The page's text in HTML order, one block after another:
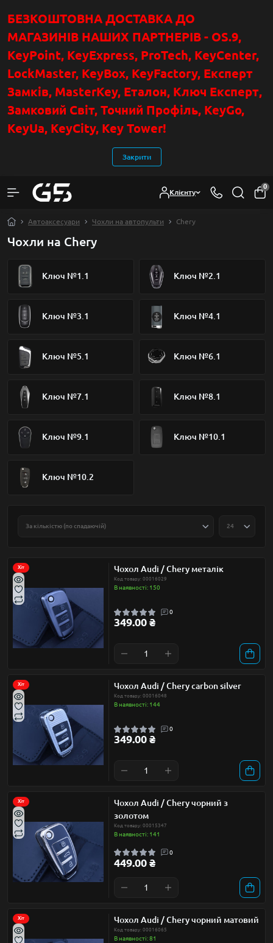
БЕЗКОШТОВНА ДОСТАВКА ДО
МАГАЗИНІВ НАШИХ ПАРТНЕРІВ - OS.9,
KeyPoint, KeyExpress, ProTech, KeyCenter,
LockMaster, KeyBox, KeyFactory, Експерт
Замків, MasterKey, Еталон, Ключ Експерт,
Замковий Світ, Точний Профіль, KeyGo,
KeyUa, KeyCity, Key Tower!
Закрити
Клієнту
0
Автоаксесуари Чохли на автопульти Chery
Чохли на Chery
Ключ №1.1 Ключ №2.1
Ключ №3.1 Ключ №4.1
Ключ №5.1 Ключ №6.1
Ключ №7.1 Ключ №8.1
Ключ №9.1 Ключ №10.1
Ключ №10.2
Хіт Чохол Audi / Chery металік
Код товару: 00016029
В наявності: 150
0
349.00 ₴
Хіт Чохол Audi / Chery carbon silver
Код товару: 00016048
В наявності: 144
0
349.00 ₴
Хіт
Чохол Audi / Chery чорний з
золотом
Код товару: 00015347
В наявності: 141
0
449.00 ₴
Хіт Чохол Audi / Chery чорний матовий
Код товару: 00016065
В наявності: 81